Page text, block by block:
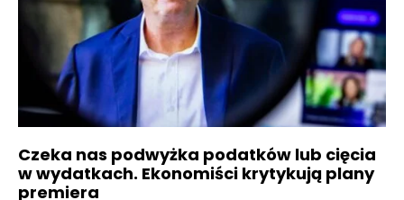
Czeka nas podwyżka podatków lub cięcia
w wydatkach. Ekonomiści krytykują plany
premiera